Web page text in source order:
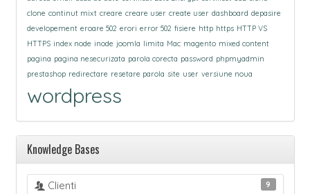
clone continut mixt creare creare user create user dashboard depasire
developement eroare 502 erori error 502 fisiere http https HTTP VS
HTTPS index node inode joomla limita Mac magento mixed content
pagina pagina nesecurizata parola corecta password phpmyadmin
prestashop redirectare resetare parola site user versiune noua
wordpress
Knowledge Bases
9
Clienti